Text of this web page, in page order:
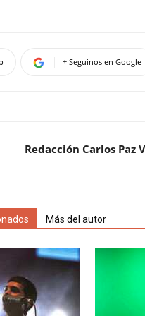
+ Seguinos en Google
Redacción Carlos Paz
Más del autor